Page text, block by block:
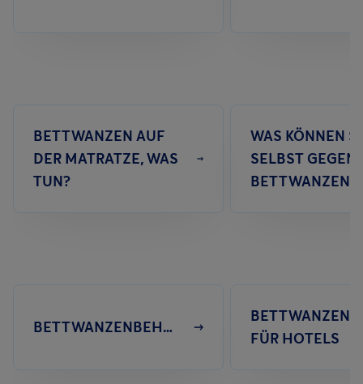
BETTWANZEN AUF
DER MATRATZE, WAS
TUN?
WAS KÖNNEN
SELBST GEGEN
BETTWANZEN
BETTWANZENBEHANDLUNG
FÜR HOTELS